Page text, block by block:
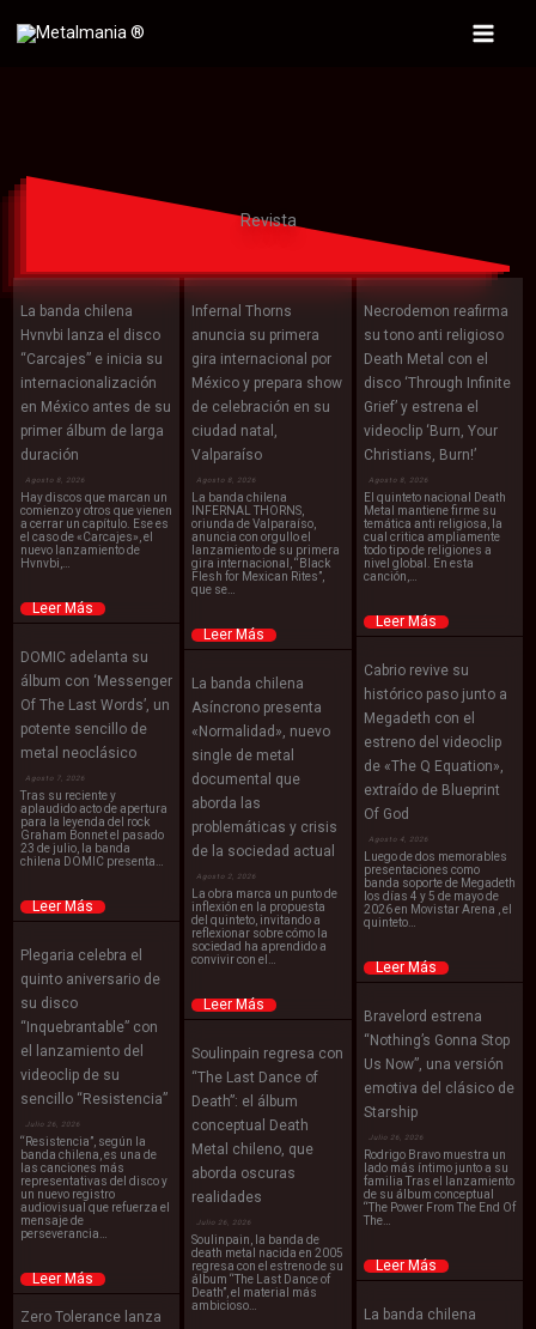
Main
Revista
La banda chilena
Hvnvbi lanza el disco
“Carcajes” e inicia su
internacionalización
en México antes de su
primer álbum de larga
duración
Agosto 8, 2026
Hay discos que marcan un
comienzo y otros que vienen
a cerrar un capítulo. Ese es
el caso de «Carcajes», el
nuevo lanzamiento de
Hvnvbi,…
Leer Más
Infernal Thorns
anuncia su primera
gira internacional por
México y prepara show
de celebración en su
ciudad natal,
Valparaíso
Agosto 8, 2026
La banda chilena
INFERNAL THORNS,
oriunda de Valparaíso,
anuncia con orgullo el
lanzamiento de su primera
gira internacional, “Black
Flesh for Mexican Rites”,
que se…
Leer Más
Necrodemon reafirma
su tono anti religioso
Death Metal con el
disco ‘Through Infinite
Grief’ y estrena el
videoclip ‘Burn, Your
Christians, Burn!’
Agosto 8, 2026
El quinteto nacional Death
Metal mantiene firme su
temática anti religiosa, la
cual critica ampliamente
todo tipo de religiones a
nivel global. En esta
canción,…
Leer Más
DOMIC adelanta su
álbum con ‘Messenger
Of The Last Words’, un
potente sencillo de
metal neoclásico
Agosto 7, 2026
Tras su reciente y
aplaudido acto de apertura
para la leyenda del rock
Graham Bonnet el pasado
23 de julio, la banda
chilena DOMIC presenta…
Leer Más
Cabrio revive su
histórico paso junto a
Megadeth con el
estreno del videoclip
de «The Q Equation»,
extraído de Blueprint
Of God
Agosto 4, 2026
Luego de dos memorables
presentaciones como
banda soporte de Megadeth
los días 4 y 5 de mayo de
2026 en Movistar Arena , el
quinteto…
Leer Más
La banda chilena
Asíncrono presenta
«Normalidad», nuevo
single de metal
documental que
aborda las
problemáticas y crisis
de la sociedad actual
Agosto 2, 2026
La obra marca un punto de
inflexión en la propuesta
del quinteto, invitando a
reflexionar sobre cómo la
sociedad ha aprendido a
convivir con el…
Leer Más
Plegaria celebra el
quinto aniversario de
su disco
“Inquebrantable” con
el lanzamiento del
videoclip de su
sencillo “Resistencia”
Julio 26, 2026
“Resistencia”, según la
banda chilena, es una de
las canciones más
representativas del disco y
un nuevo registro
audiovisual que refuerza el
mensaje de
perseverancia…
Leer Más
Bravelord estrena
“Nothing’s Gonna Stop
Us Now”, una versión
emotiva del clásico de
Starship
Julio 26, 2026
Rodrigo Bravo muestra un
lado más íntimo junto a su
familia Tras el lanzamiento
de su álbum conceptual
“The Power From The End Of
The…
Leer Más
Soulinpain regresa con
“The Last Dance of
Death”: el álbum
conceptual Death
Metal chileno, que
aborda oscuras
realidades
Julio 26, 2026
Soulinpain, la banda de
death metal nacida en 2005
regresa con el estreno de su
álbum “The Last Dance of
Death”, el material más
ambicioso…
La banda chilena
Zero Tolerance lanza